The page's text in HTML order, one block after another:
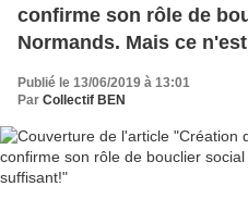
confirme son rôle de
Normands. Mais ce
Publié le 13/06/2019 à 13:01
Par Collectif BEN